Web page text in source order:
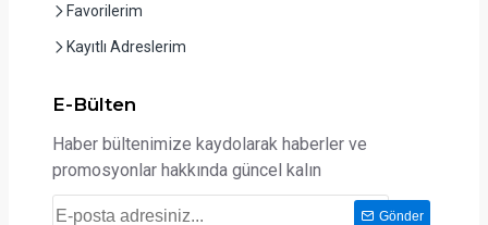
Favorilerim
Kayıtlı Adreslerim
E-Bülten
Haber bültenimize kaydolarak haberler ve
promosyonlar hakkında güncel kalın
Gönder